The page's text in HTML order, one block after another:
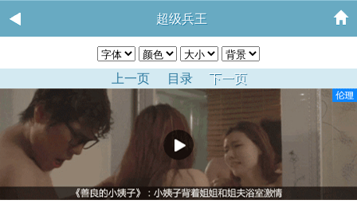
超级兵王
上一页 目录 下一页